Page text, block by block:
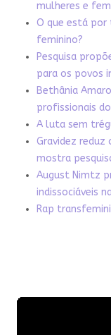
mulheres e
O que está por
feminino?
Pesquisa
para os povos
Bethânia
profissionais
A luta sem
Gravidez
mostra
August Nimtz
indissociáveis
Rap